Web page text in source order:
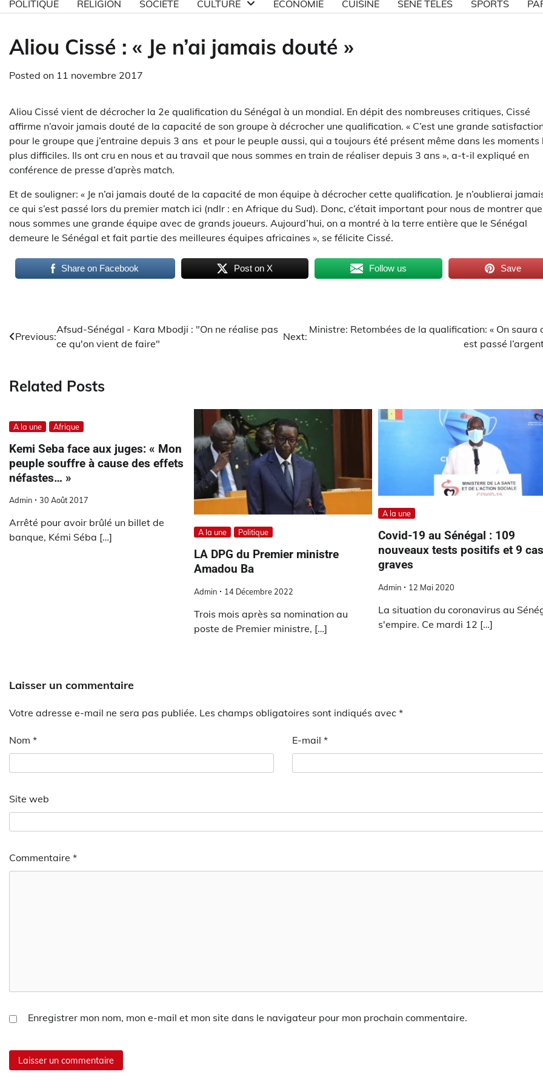
POLITIQUE
RELIGION SOCIETE CULTURE ECONOMIE CUISINE SÉNE TÉLÉS SPORTS
Aliou Cissé : « Je n’ai jamais douté »
Posted on 11 novembre 2017
Aliou Cissé vient de décrocher la 2e qualification du Sénégal à un mondial. En dépit des nombreuses critiques, Cissé
affirme n’avoir jamais douté de la capacité de son groupe à décrocher une qualification. « C’est une grande
pour le groupe que j’entraine depuis 3 ans et pour le peuple aussi, qui a toujours été présent même dans les moments
plus difficiles. Ils ont cru en nous et au travail que nous sommes en train de réaliser depuis 3 ans », a-t-il expliqué en
conférence de presse d’après match.
Et de souligner: « Je n’ai jamais douté de la capacité de mon équipe à décrocher cette qualification. Je n’oublierai
ce qui s’est passé lors du premier match ici (ndlr : en Afrique du Sud). Donc, c’était important pour nous de montrer que
nous sommes une grande équipe avec de grands joueurs. Aujourd’hui, on a montré à la terre entière que le Sénégal
demeure le Sénégal et fait partie des meilleures équipes africaines », se félicite Cissé.
Share on Facebook Post on X Follow us Save
Navigation
l’article
Previous:
Afsud-Sénégal - Kara Mbodji : "On ne réalise pas
ce qu'on vient de faire"
Next:
Ministre: Retombées de la qualification: « On saura
est passé
Related Posts
A la une Afrique
Kemi Seba face aux juges: « Mon
peuple souffre à cause des effets
néfastes… »
Admin 30 Août 2017
Arrêté pour avoir brûlé un billet de
banque, Kémi Séba […]
A la une Politique
LA DPG du Premier ministre
Amadou Ba
Admin 14 Décembre 2022
Trois mois après sa nomination au
poste de Premier ministre, […]
A la une
Covid-19 au Sénégal : 109
nouveaux tests positifs et 9 cas
graves
Admin 12 Mai 2020
La situation du coronavirus au
s'empire. Ce mardi 12 […]
Laisser un commentaire
Votre adresse e-mail ne sera pas publiée. Les champs obligatoires sont indiqués avec *
Nom * E-mail *
Site web
Commentaire *
Enregistrer mon nom, mon e-mail et mon site dans le navigateur pour mon prochain commentaire.